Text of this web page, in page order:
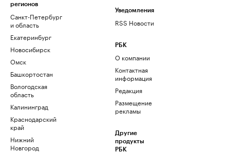
регионов
Санкт-Петербург
и область
Екатеринбург
Новосибирск
Омск
Башкортостан
Вологодская
область
Калининград
Краснодарский
край
Нижний
Новгород
Уведомления
RSS Новости
РБК
О компании
Контактная
информация
Редакция
Размещение
рекламы
Другие
продукты
РБК